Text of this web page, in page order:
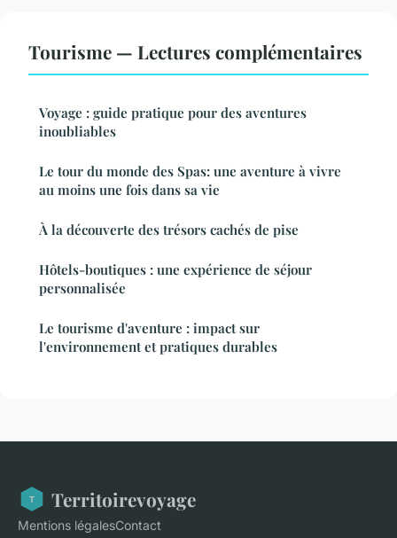
Tourisme — Lectures complémentaires
Voyage : guide pratique pour des aventures
inoubliables
Le tour du monde des Spas: une aventure à vivre
au moins une fois dans sa vie
À la découverte des trésors cachés de pise
Hôtels-boutiques : une expérience de séjour
personnalisée
Le tourisme d'aventure : impact sur
l'environnement et pratiques durables
Territoirevoyage
Mentions légalesContact